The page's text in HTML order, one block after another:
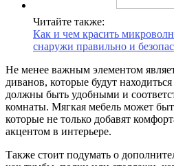
Читайте также:
Как и чем красить
снаружи правильно и
Не менее важным элементом
диванов, которые будут
должны быть удобными и
комнаты. Мягкая мебель может
которые не только добавят
акцентом в интерьере.
Также стоит подумать о